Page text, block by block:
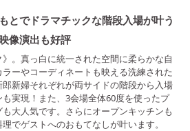
とでドラマチックな階段入場が叶う
像演出も好評
。真っ白に統一された空間に柔らかな自
ーやコーディネートも映える洗練された
新婦それぞれが両サイドの階段から入場
実現！また、3会場全体60度を使ったプ
大人気です。さらにオープンキッチンも
でゲストへのおもてなしが叶います。